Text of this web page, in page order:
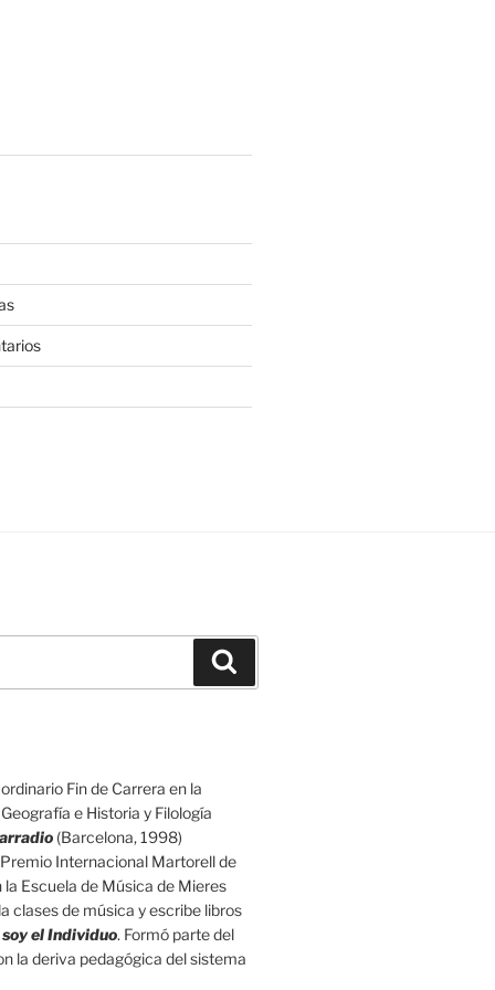
Fin de Carrera en la
e Historia y Filología
(Barcelona, 1998)
Internacional Martorell de
Escuela de Música de Mieres
clases de música y escribe libros
soy el Individuo. Formó parte del
la deriva pedagógica del sistema